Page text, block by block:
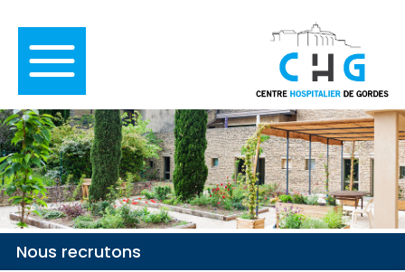
Nous recrutons